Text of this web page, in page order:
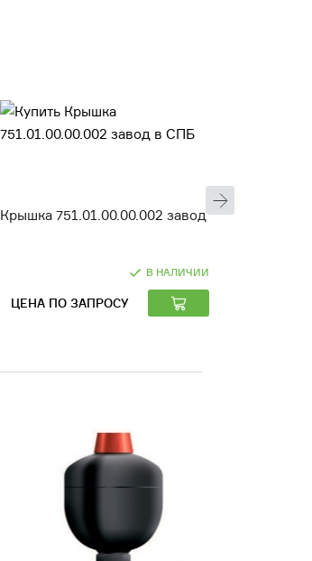
Крышка 751.01.00.00.002 завод
В НАЛИЧИИ
ЦЕНА ПО ЗАПРОСУ